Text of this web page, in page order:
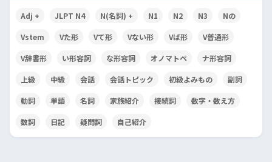
Adj + JLPT N4 N(名詞) + N1 N2 N3 Nの
Vstem Vた形 Vて形 Vない形 Vば形 V普通形
V辞書形 い形容詞 な形容詞 オノマトペ ナ形容詞
上級 中級 会話 会話トピック 初級よみもの 副詞
動詞 単語 名詞 家族紹介 接続詞 数字・数え方
数詞 日記 疑問詞 自己紹介